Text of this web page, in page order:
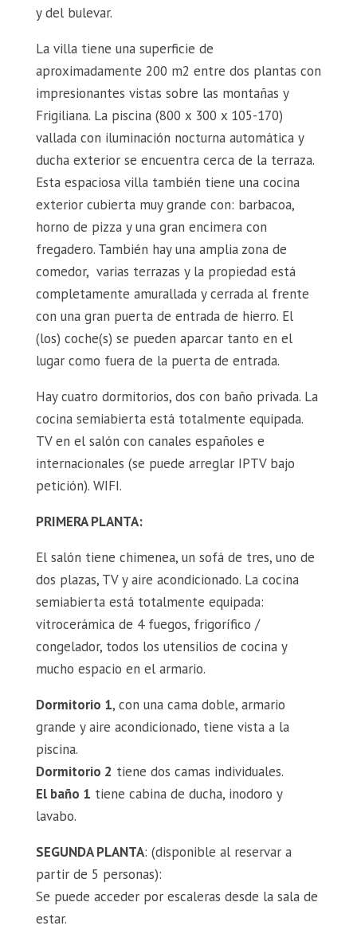
y del bulevar.
La villa tiene una superficie de
aproximadamente 200 m2 entre dos plantas con
impresionantes vistas sobre las montañas y
Frigiliana. La piscina (800 x 300 x 105-170)
vallada con iluminación nocturna automática y
ducha exterior se encuentra cerca de la terraza.
Esta espaciosa villa también tiene una cocina
exterior cubierta muy grande con: barbacoa,
horno de pizza y una gran encimera con
fregadero. También hay una amplia zona de
comedor, varias terrazas y la propiedad está
completamente amurallada y cerrada al frente
con una gran puerta de entrada de hierro. El
(los) coche(s) se pueden aparcar tanto en el
lugar como fuera de la puerta de entrada.
Hay cuatro dormitorios, dos con baño privada. La
cocina semiabierta está totalmente equipada.
TV en el salón con canales españoles e
internacionales (se puede arreglar IPTV bajo
petición). WIFI.
PRIMERA PLANTA:
El salón tiene chimenea, un sofá de tres, uno de
dos plazas, TV y aire acondicionado. La cocina
semiabierta está totalmente equipada:
vitrocerámica de 4 fuegos, frigorífico /
congelador, todos los utensilios de cocina y
mucho espacio en el armario.
Dormitorio 1, con una cama doble, armario
grande y aire acondicionado, tiene vista a la
piscina.
Dormitorio 2 tiene dos camas individuales.
El baño 1 tiene cabina de ducha, inodoro y
lavabo.
SEGUNDA PLANTA: (disponible al reservar a
partir de 5 personas):
Se puede acceder por escaleras desde la sala de
estar.